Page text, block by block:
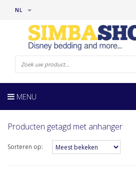
NL
MENU
Producten getagd met anhanger
Sorteren op: